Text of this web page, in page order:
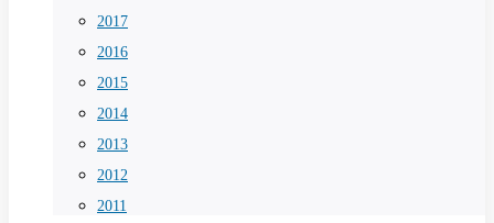
2017
2016
2015
2014
2013
2012
2011